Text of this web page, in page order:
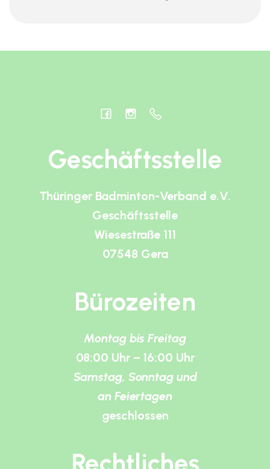
Geschäftsstelle
Thüringer Badminton-Verband e.V.
Geschäftsstelle
Wiesestraße 111
07548 Gera
Bürozeiten
Montag bis Freitag
08:00 Uhr – 16:00 Uhr
Samstag, Sonntag und
an Feiertagen
geschlossen